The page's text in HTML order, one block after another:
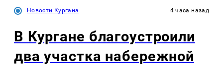
Новости Кургана 4 часа назад
В Кургане благоустроили
два участка набережной